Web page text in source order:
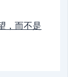
，而不是